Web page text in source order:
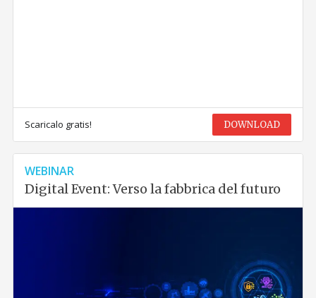
Scaricalo gratis! DOWNLOAD
WEBINAR
Digital Event: Verso la fabbrica del futuro